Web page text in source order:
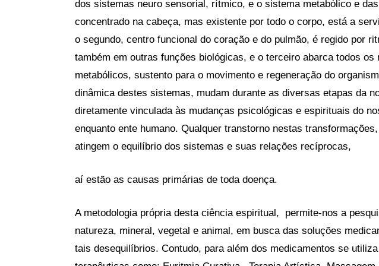
dos sistemas neuro sensorial, rítmico, e o sistema metabólico e
concentrado na cabeça, mas existente por todo o corpo, está a
o segundo, centro funcional do coração e do pulmão, é regido por
também em outras funções biológicas, e o terceiro abarca todos os
metabólicos, sustento para o movimento e regeneração do
dinâmica destes sistemas, mudam durante as diversas etapas da
diretamente vinculada às mudanças psicológicas e espirituais do
enquanto ente humano. Qualquer transtorno nestas
atingem o equilíbrio dos sistemas e suas relações recíprocas,
aí estão as causas primárias de toda doença.
A metodologia própria desta ciência espiritual, permite-nos a
natureza, mineral, vegetal e animal, em busca das soluções
tais desequilíbrios. Contudo, para além dos medicamentos se